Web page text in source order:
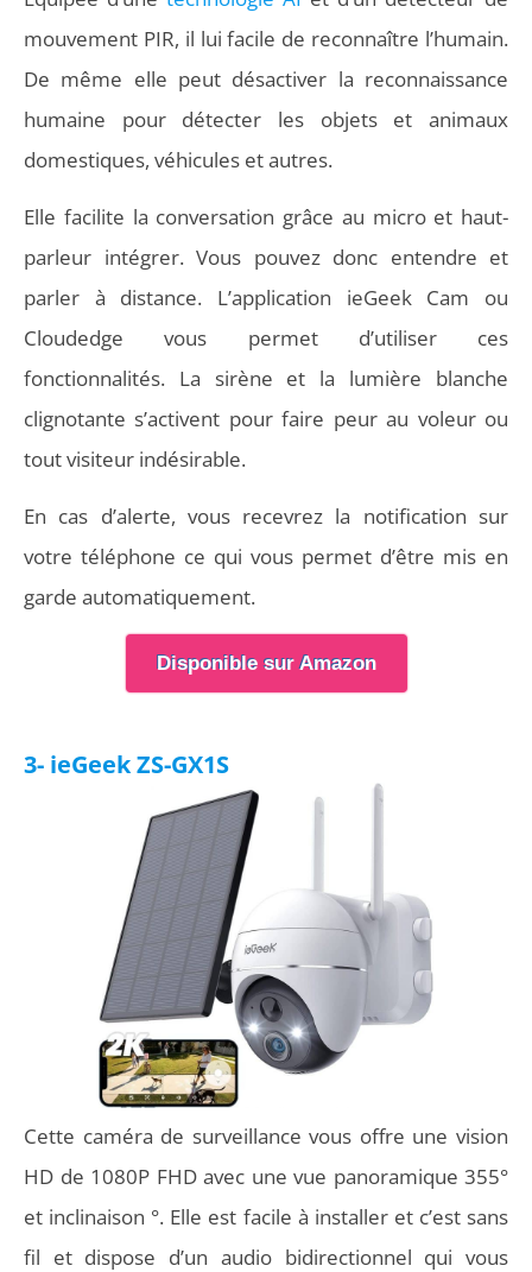
mouvement PIR, il lui facile de reconnaître l’humain.
De même elle peut désactiver la reconnaissance
humaine pour détecter les objets et animaux
domestiques, véhicules et autres.
Elle facilite la conversation grâce au micro et haut-
parleur intégrer. Vous pouvez donc entendre et
parler à distance. L’application ieGeek Cam ou
Cloudedge vous permet d’utiliser ces
fonctionnalités. La sirène et la lumière blanche
clignotante s’activent pour faire peur au voleur ou
tout visiteur indésirable.
En cas d’alerte, vous recevrez la notification sur
votre téléphone ce qui vous permet d’être mis en
garde automatiquement.
Disponible sur Amazon
3- ieGeek ‎ZS-GX1S
Cette caméra de surveillance vous offre une vision
HD de 1080P FHD avec une vue panoramique 355°
et inclinaison °. Elle est facile à installer et c’est sans
fil et dispose d’un audio bidirectionnel qui vous